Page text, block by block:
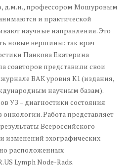
д.м.н., профессором Мошуровым
и практической
научные направления. Это
новые вершины: так врач
Панкова Екатерина
соавторов представили свои
ВАК уровня К1 (издания,
научным базам).
УЗ – диагностики состояния
Работа представляет
Всероссийского
изменений эхографических
расположенных
Lymph Node-Rads.